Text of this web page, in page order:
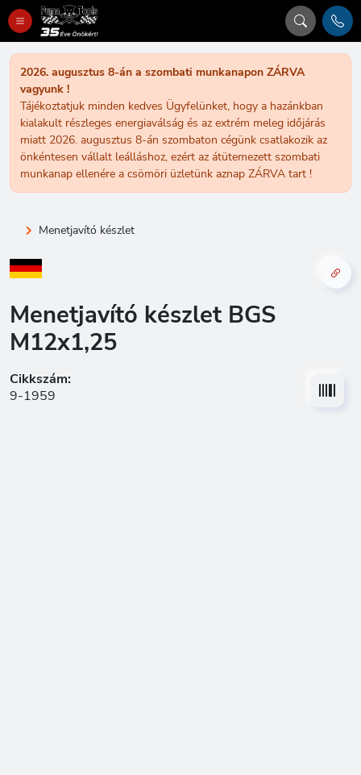
2026. augusztus 8-án a szombati munkanapon ZÁRVA
vagyunk !
Tájékoztatjuk minden kedves Ügyfelünket, hogy a hazánkban
kialakult részleges energiaválság és az extrém meleg időjárás
miatt 2026. augusztus 8-án szombaton cégünk csatlakozik az
önkéntesen vállalt leálláshoz, ezért az átütemezett szombati
munkanap ellenére a csömöri üzletünk aznap ZÁRVA tart !
Menetjavító készlet
Menetjavító készlet BGS
M12x1,25
Cikkszám:
9-1959